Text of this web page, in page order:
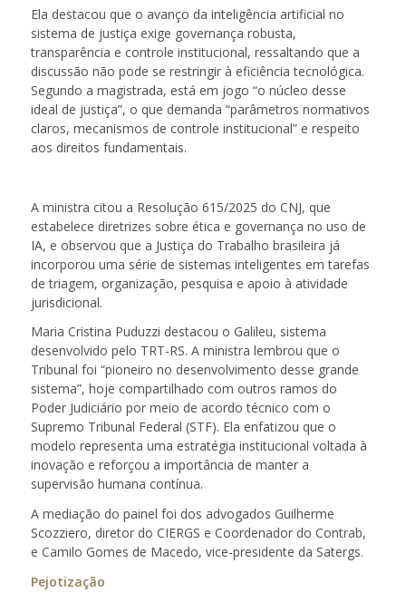
Ela destacou que o avanço da inteligência artificial no
sistema de justiça exige governança robusta,
transparência e controle institucional, ressaltando que a
discussão não pode se restringir à eficiência tecnológica.
Segundo a magistrada, está em jogo “o núcleo desse
ideal de justiça”, o que demanda “parâmetros normativos
claros, mecanismos de controle institucional” e respeito
aos direitos fundamentais.
A ministra citou a Resolução 615/2025 do CNJ, que
estabelece diretrizes sobre ética e governança no uso de
IA, e observou que a Justiça do Trabalho brasileira já
incorporou uma série de sistemas inteligentes em tarefas
de triagem, organização, pesquisa e apoio à atividade
jurisdicional.
Maria Cristina Puduzzi destacou o Galileu, sistema
desenvolvido pelo TRT-RS. A ministra lembrou que o
Tribunal foi “pioneiro no desenvolvimento desse grande
sistema”, hoje compartilhado com outros ramos do
Poder Judiciário por meio de acordo técnico com o
Supremo Tribunal Federal (STF). Ela enfatizou que o
modelo representa uma estratégia institucional voltada à
inovação e reforçou a importância de manter a
supervisão humana contínua.
A mediação do painel foi dos advogados Guilherme
Scozziero, diretor do CIERGS e Coordenador do Contrab,
e Camilo Gomes de Macedo, vice-presidente da Satergs.
Pejotização